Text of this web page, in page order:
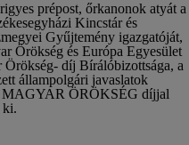
prépost, őrkanonok atyát a
Kincstár és
Gyűjtemény igazgatóját,
Örökség és Európa Egyesület
Örökség- díj Bírálóbizottsága, a
állampolgári javaslatok
MAGYAR ÖRÖKSÉG díjjal
ki.